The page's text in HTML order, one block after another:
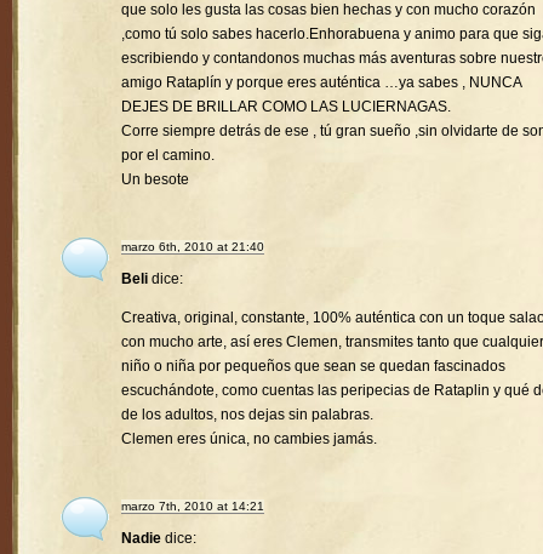
que solo les gusta las cosas bien hechas y con mucho corazón
,como tú solo sabes hacerlo.Enhorabuena y animo para que
escribiendo y contandonos muchas más aventuras sobre
amigo Rataplín y porque eres auténtica …ya sabes , NUNCA
DEJES DE BRILLAR COMO LAS LUCIERNAGAS.
Corre siempre detrás de ese , tú gran sueño ,sin olvidarte de
por el camino.
Un besote
marzo 6th, 2010 at 21:40
Beli dice:
Creativa, original, constante, 100% auténtica con un toque
con mucho arte, así eres Clemen, transmites tanto que cualquier
niño o niña por pequeños que sean se quedan fascinados
escuchándote, como cuentas las peripecias de Rataplin y qué
de los adultos, nos dejas sin palabras.
Clemen eres única, no cambies jamás.
marzo 7th, 2010 at 14:21
Nadie dice: